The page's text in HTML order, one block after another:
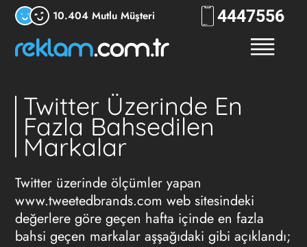
10.404 Mutlu Müşteri 4447556
Twitter Üzerinde En
Fazla Bahsedilen
Markalar
Twitter üzerinde ölçümler yapan
www.tweetedbrands.com web sitesindeki
değerlere göre geçen hafta içinde en fazla
bahsi geçen markalar aşşağıdaki gibi açıklandı;